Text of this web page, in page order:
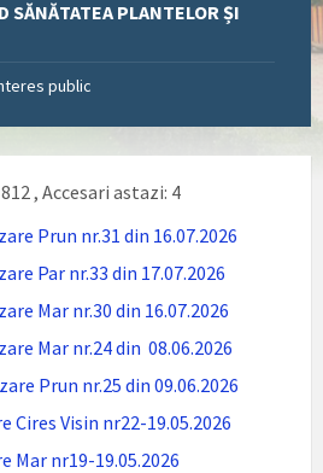
SĂNĂTATEA PLANTELOR ȘI
public
, Accesari astazi: 4
Prun nr.31 din 16.07.2026
Par nr.33 din 17.07.2026
Mar nr.30 din 16.07.2026
Mar nr.24 din 08.06.2026
Prun nr.25 din 09.06.2026
Cires Visin nr22-19.05.2026
Mar nr19-19.05.2026